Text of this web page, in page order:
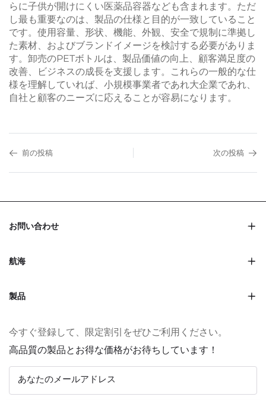
らに子供が開けにくい医薬品容器なども含まれます。ただ
し最も重要なのは、製品の仕様と目的が一致していること
です。使用容量、形状、機能、外観、安全で規制に準拠し
た素材、およびブランドイメージを検討する必要がありま
す。卸売のPETボトルは、製品価値の向上、顧客満足度の
改善、ビジネスの成長を支援します。これらの一般的な仕
様を理解していれば、小規模事業者であれ大企業であれ、
自社と顧客のニーズに応えることが容易になります。
前の投稿 次の投稿
お問い合わせ
航海
製品
今すぐ登録して、限定割引をぜひご利用ください。
高品質の製品とお得な価格がお待ちしています！
あなたのメールアドレス